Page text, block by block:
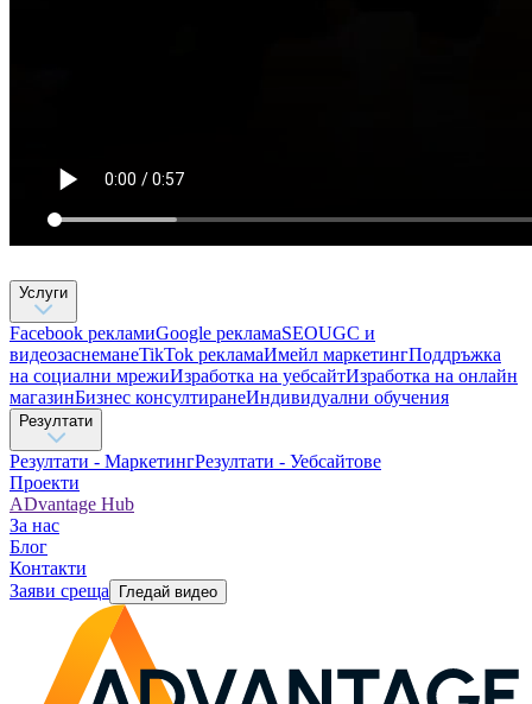
Услуги
Facebook рекламиGoogle рекламаSEOUGC и
видеозаснеманеTikTok рекламaИмейл маркетингПоддръжка
на социални мрежиИзработка на уебсайтИзработка на онлайн
магазинБизнес консултиране​Индивидуални обучения
Резултати
Резултати - МаркетингРезултати - Уебсайтове
Проекти
ADvantage Hub
За нас
Блог
Контакти
Заяви среща
Гледай видео